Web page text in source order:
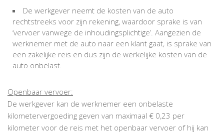
De werkgever neemt de kosten van de auto
rechtstreeks voor zijn rekening, waardoor sprake is van
‘vervoer vanwege de inhoudingsplichtige’. Aangezien de
werknemer met de auto naar een klant gaat, is sprake van
een zakelijke reis en dus zijn de werkelijke kosten van de
auto onbelast.
Openbaar vervoer:
De werkgever kan de werknemer een onbelaste
kilometervergoeding geven van maximaal € 0,23 per
kilometer voor de reis met het openbaar vervoer of hij kan